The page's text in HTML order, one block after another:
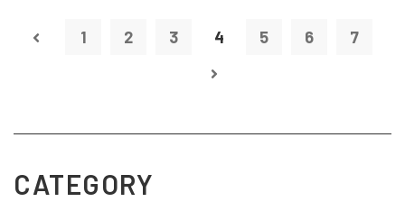
1 2 3 4 5 6 7
CATEGORY